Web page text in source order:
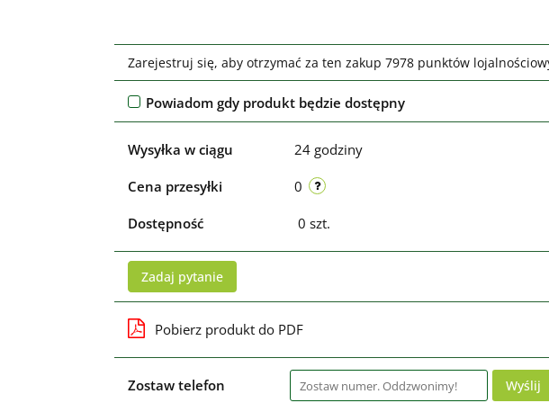
Zarejestruj się, aby otrzymać za ten zakup 7978 punktów
Powiadom gdy produkt będzie dostępny
Wysyłka w ciągu 24 godziny
Cena przesyłki 0
Dostępność 0 szt.
Zadaj pytanie
Pobierz produkt do PDF
Zostaw telefon Wyślij